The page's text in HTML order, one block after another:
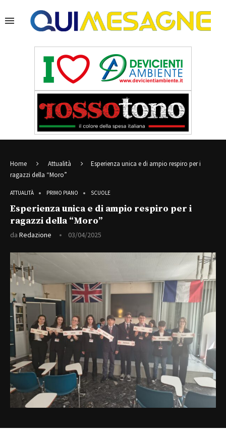
Home Attualità
Esperienza unica e di ampio respiro per i
ragazzi della “Moro”
ATTUALITÀ PRIMO PIANO SCUOLE
Esperienza unica e di ampio respiro per i
ragazzi della “Moro”
da Redazione 03/04/2025